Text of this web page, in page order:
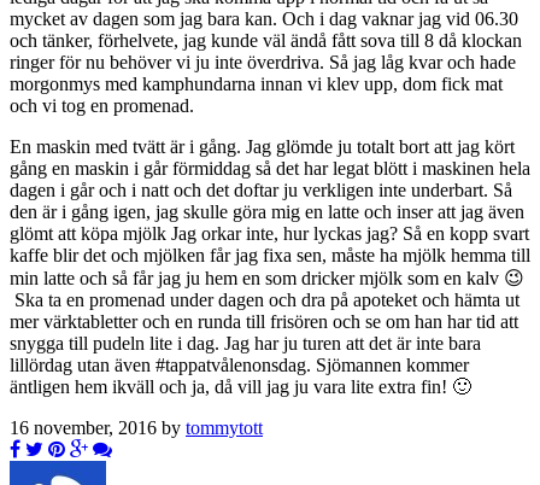
mycket av dagen som jag bara kan. Och i dag vaknar jag vid 06.30
och tänker, förhelvete, jag kunde väl ändå fått sova till 8 då klockan
ringer för nu behöver vi ju inte överdriva. Så jag låg kvar och hade
morgonmys med kamphundarna innan vi klev upp, dom fick mat
och vi tog en promenad.
En maskin med tvätt är i gång. Jag glömde ju totalt bort att jag kört
gång en maskin i går förmiddag så det har legat blött i maskinen hela
dagen i går och i natt och det doftar ju verkligen inte underbart. Så
den är i gång igen, jag skulle göra mig en latte och inser att jag även
glömt att köpa mjölk Jag orkar inte, hur lyckas jag? Så en kopp svart
kaffe blir det och mjölken får jag fixa sen, måste ha mjölk hemma till
min latte och så får jag ju hem en som dricker mjölk som en kalv 😉
Ska ta en promenad under dagen och dra på apoteket och hämta ut
mer värktabletter och en runda till frisören och se om han har tid att
snygga till pudeln lite i dag. Jag har ju turen att det är inte bara
lillördag utan även #tappatvålenonsdag. Sjömannen kommer
äntligen hem ikväll och ja, då vill jag ju vara lite extra fin! 🙂
16 november, 2016 by tommytott